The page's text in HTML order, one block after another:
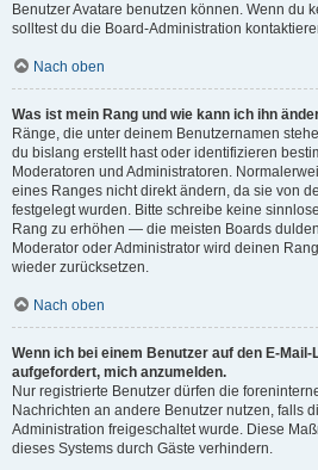
Benutzer Avatare benutzen können. Wenn du
solltest du die Board-Administration
Nach oben
Was ist mein Rang und wie kann ich ihn
Ränge, die unter deinem Benutzernamen
du bislang erstellt hast oder identifizieren
Moderatoren und Administratoren.
eines Ranges nicht direkt ändern, da sie von
festgelegt wurden. Bitte schreibe keine
Rang zu erhöhen — die meisten Boards
Moderator oder Administrator wird deinen
wieder zurücksetzen.
Nach oben
Wenn ich bei einem Benutzer auf den E-
aufgefordert, mich anzumelden.
Nur registrierte Benutzer dürfen die
Nachrichten an andere Benutzer nutzen, falls
Administration freigeschaltet wurde. Diese
dieses Systems durch Gäste verhindern.